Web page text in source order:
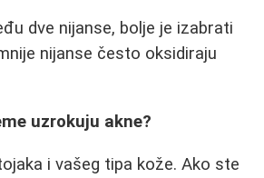
dve nijanse, bolje je izabrati
nijanse često oksidiraju
uzrokuju akne?
i vašeg tipa kože. Ako ste